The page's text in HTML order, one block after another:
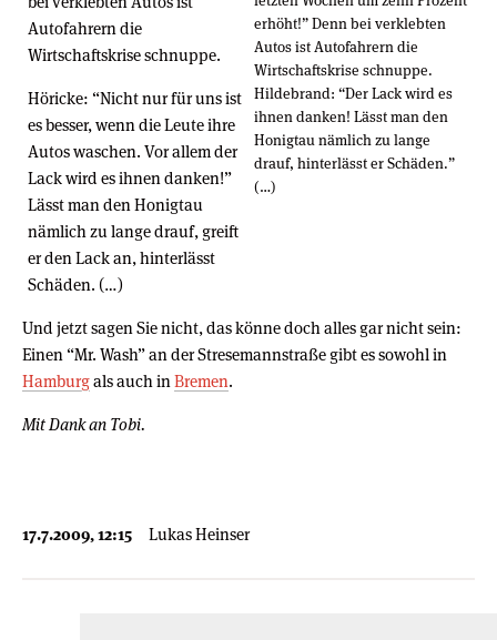
Autofahrern die
Wirtschaftskrise schnuppe.
Höricke: “Nicht nur für uns ist
es besser, wenn die Leute ihre
Autos waschen. Vor allem der
Lack wird es ihnen danken!”
Lässt man den Honigtau
nämlich zu lange drauf, greift
er den Lack an, hinterlässt
Schäden. (…)
erhöht!” Denn bei verklebten
Autos ist Autofahrern die
Wirtschaftskrise schnuppe.
Hildebrand: “Der Lack wird es
ihnen danken! Lässt man den
Honigtau nämlich zu lange
drauf, hinterlässt er Schäden.”
(…)
Und jetzt sagen Sie nicht, das könne doch alles gar nicht sein:
Einen “Mr. Wash” an der Stresemannstraße gibt es sowohl in
Hamburgals auch in Bremen.
Mit Dank an Tobi.
17.7.2009, 12:15 Lukas Heinser